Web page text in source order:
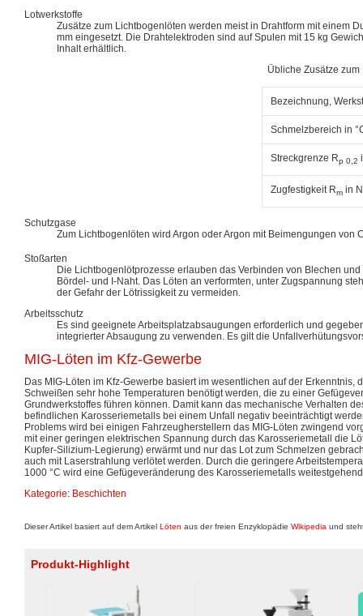
Lotwerkstoffe
Zusätze zum Lichtbogenlöten werden meist in Drahtform mit einem
mm eingesetzt. Die Drahtelektroden sind auf Spulen mit 15 kg
Inhalt erhältlich.
Übliche Zusätze
Bezeichnung,
Schmelzbereich in
Streckgrenze Rp 0,2
Zugfestigkeit Rm in
Schutzgase
Zum Lichtbogenlöten wird Argon oder Argon mit Beimengungen von
Stoßarten
Die Lichtbogenlötprozesse erlauben das Verbinden von Blechen
Bördel- und I-Naht. Das Löten an verformten, unter Zugspannung
der Gefahr der Lötrissigkeit zu vermeiden.
Arbeitsschutz
Es sind geeignete Arbeitsplatzabsaugungen erforderlich und
integrierter Absaugung zu verwenden. Es gilt die
MIG-Löten im Kfz-Gewerbe
Das MIG-Löten im Kfz-Gewerbe basiert im wesentlichen auf der Erkenntnis,
Schweißen sehr hohe Temperaturen benötigt werden, die zu einer
Grundwerkstoffes führen können. Damit kann das mechanische Verhalten
befindlichen Karosseriemetalls bei einem Unfall negativ beeinträchtigt
Problems wird bei einigen Fahrzeugherstellern das MIG-Löten zwingend
mit einer geringen elektrischen Spannung durch das Karosseriemetall die
Kupfer-Silizium-Legierung) erwärmt und nur das Lot zum Schmelzen
auch mit Laserstrahlung verlötet werden. Durch die geringere
1000 °C wird eine Gefügeveränderung des Karosseriemetalls
Kategorie: Beschichten
Dieser Artikel basiert auf dem Artikel Löten aus der freien Enzyklopädie Wikipedia und
Produkt-Highlight